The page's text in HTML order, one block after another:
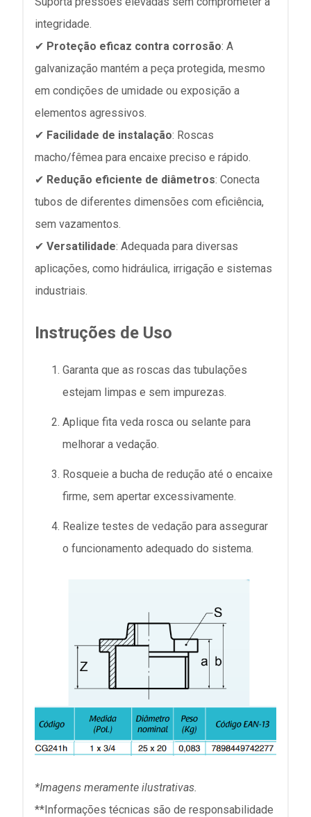
integridade.
✔ Proteção eficaz contra corrosão: A
galvanização mantém a peça protegida, mesmo
em condições de umidade ou exposição a
elementos agressivos.
✔ Facilidade de instalação: Roscas
macho/fêmea para encaixe preciso e rápido.
✔ Redução eficiente de diâmetros: Conecta
tubos de diferentes dimensões com eficiência,
sem vazamentos.
✔ Versatilidade: Adequada para diversas
aplicações, como hidráulica, irrigação e sistemas
industriais.
Instruções de Uso
Garanta que as roscas das tubulações
estejam limpas e sem impurezas.
Aplique fita veda rosca ou selante para
melhorar a vedação.
Rosqueie a bucha de redução até o encaixe
firme, sem apertar excessivamente.
Realize testes de vedação para assegurar
o funcionamento adequado do sistema.
*Imagens meramente ilustrativas.
**Informações técnicas são de responsabilidade